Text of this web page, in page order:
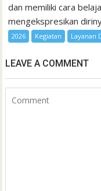
dan memiliki cara
mengekspresikan
2026 Kegiatan Layanan
LEAVE A COMMENT